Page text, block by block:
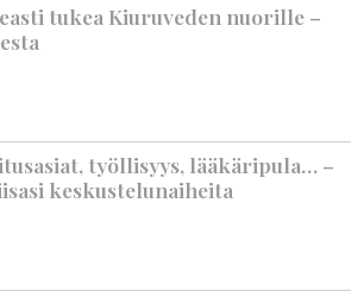
tukea Kiuruveden nuorille –
työllisyys, lääkäripula… –
keskustelunaiheita